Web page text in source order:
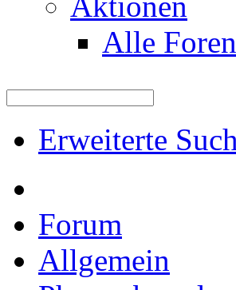
Startseite
Forum
Aktionen
Alle
Erweiterte Suche